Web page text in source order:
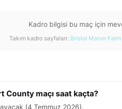
Kadro bilgisi bu maç için
Takım kadro sayfaları: Bristol Manor Farm
maçı saat kaçta?
(4 Temmuz 2026).